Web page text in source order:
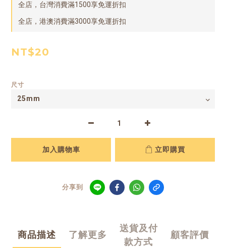
全店，台灣消費滿1500享免運折扣
全店，港澳消費滿3000享免運折扣
NT$20
尺寸
加入購物車 立即購買
分享到
商品描述 了解更多
送貨及付
款方式
顧客評價